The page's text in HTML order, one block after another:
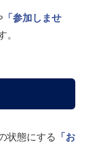
「参加しませ
。
状態にする
「お